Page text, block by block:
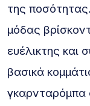
της
μόδας
ευέλικτης και
βασικά
γκαρνταρόμπα